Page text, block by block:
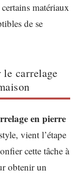
matériaux
de se
carrelage
en pierre
vient l’étape
cette tâche à
obtenir un